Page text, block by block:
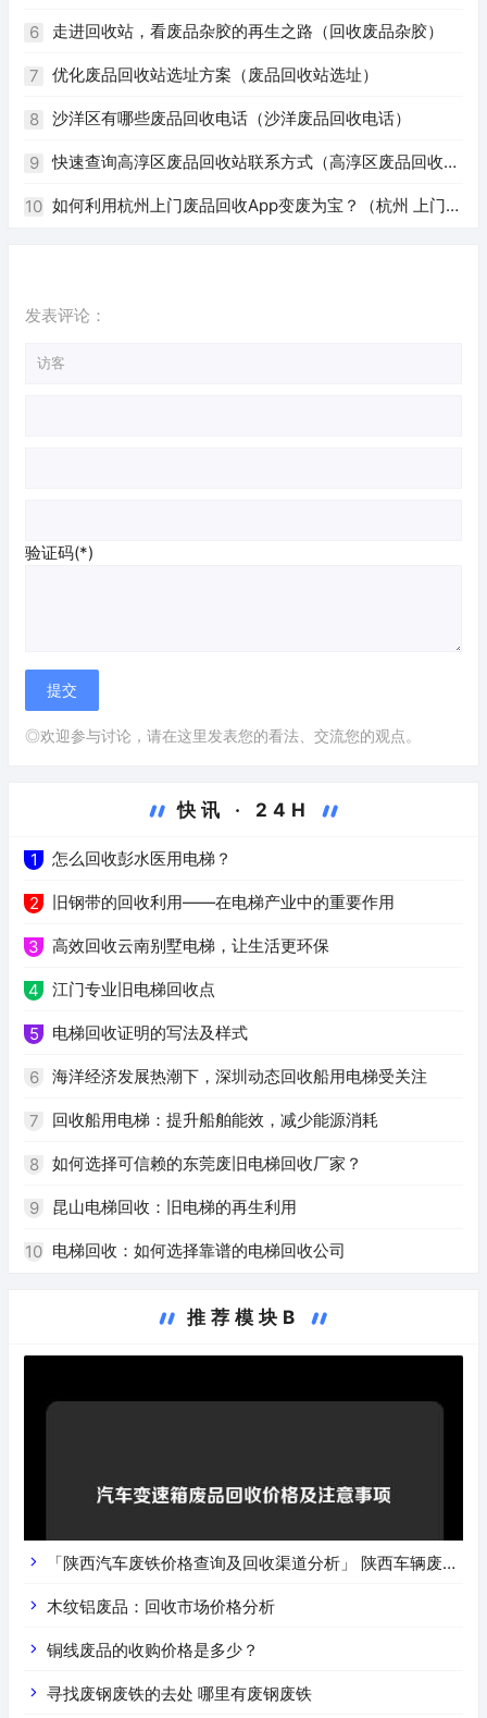
州废品回收电话号码）
6 走进回收站，看废品杂胶的再生之路（回收废品杂胶）
7 优化废品回收站选址方案（废品回收站选址）
8 沙洋区有哪些废品回收电话（沙洋废品回收电话）
9 快速查询高淳区废品回收站联系方式（高淳区废品回收站
电话）
10 如何利用杭州上门废品回收App变废为宝？（杭州 上门回
发表评论：
验证码(*)
◎欢迎参与讨论，请在这里发表您的看法、交流您的观点。
快讯 · 24H
1 怎么回收彭水医用电梯？
2 旧钢带的回收利用——在电梯产业中的重要作用
3 高效回收云南别墅电梯，让生活更环保
4 江门专业旧电梯回收点
5 电梯回收证明的写法及样式
6 海洋经济发展热潮下，深圳动态回收船用电梯受关注
7 回收船用电梯：提升船舶能效，减少能源消耗
8 如何选择可信赖的东莞废旧电梯回收厂家？
9 昆山电梯回收：旧电梯的再生利用
10 电梯回收：如何选择靠谱的电梯回收公司
推荐模块B
「陕西汽车废铁价格查询及回收渠道分析」 陕西车辆废铁
价是什么
木纹铝废品：回收市场价格分析
铜线废品的收购价格是多少？
寻找废钢废铁的去处 哪里有废钢废铁